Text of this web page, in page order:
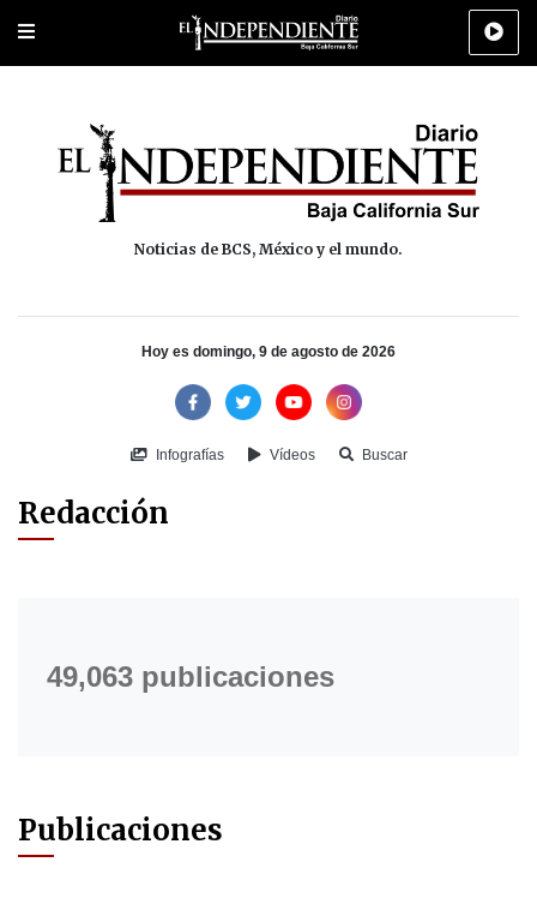
Portada Los Cabos Policiaca Deportes Cultura
Noticias de BCS, México y el mundo.
Hoy es domingo, 9 de agosto de 2026
Infografías Vídeos Buscar
Redacción
49,063 publicaciones
Publicaciones